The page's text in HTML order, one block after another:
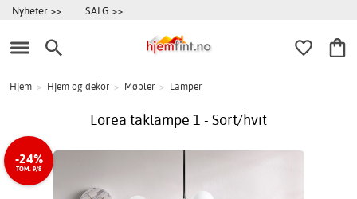
Nyheter >> SALG >>
Hjem > Hjem og dekor > Møbler > Lamper
Lorea taklampe 1 - Sort/hvit
-24%
TOM. 9/8